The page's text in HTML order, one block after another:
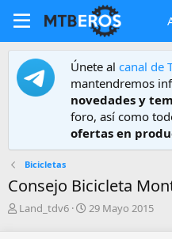
Únete al canal de
mantendremos
novedades y
foro, así como
ofertas en
Bicicletas
Consejo Bicicleta
ALand_tdv6
F
29 Mayo 2015